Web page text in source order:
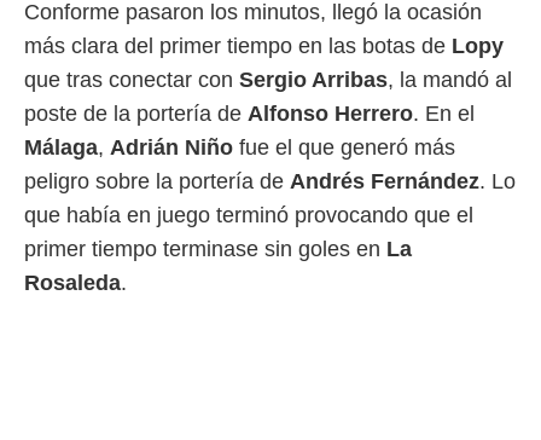
en
interés
Para
su
u
datos
momento
en
en
en
Conforme pasaron los minutos, llegó la ocasión
más clara del primer tiempo en las botas de Lopy
que tras conectar con Sergio Arribas, la mandó al
poste de la portería de Alfonso Herrero. En el
Málaga, Adrián Niño fue el que generó más
peligro sobre la portería de Andrés Fernández. Lo
que había en juego terminó provocando que el
primer tiempo terminase sin goles en La
Rosaleda.